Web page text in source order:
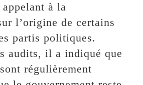
à la
l’origine de certains
partis politiques.
audits, il a indiqué que
régulièrement